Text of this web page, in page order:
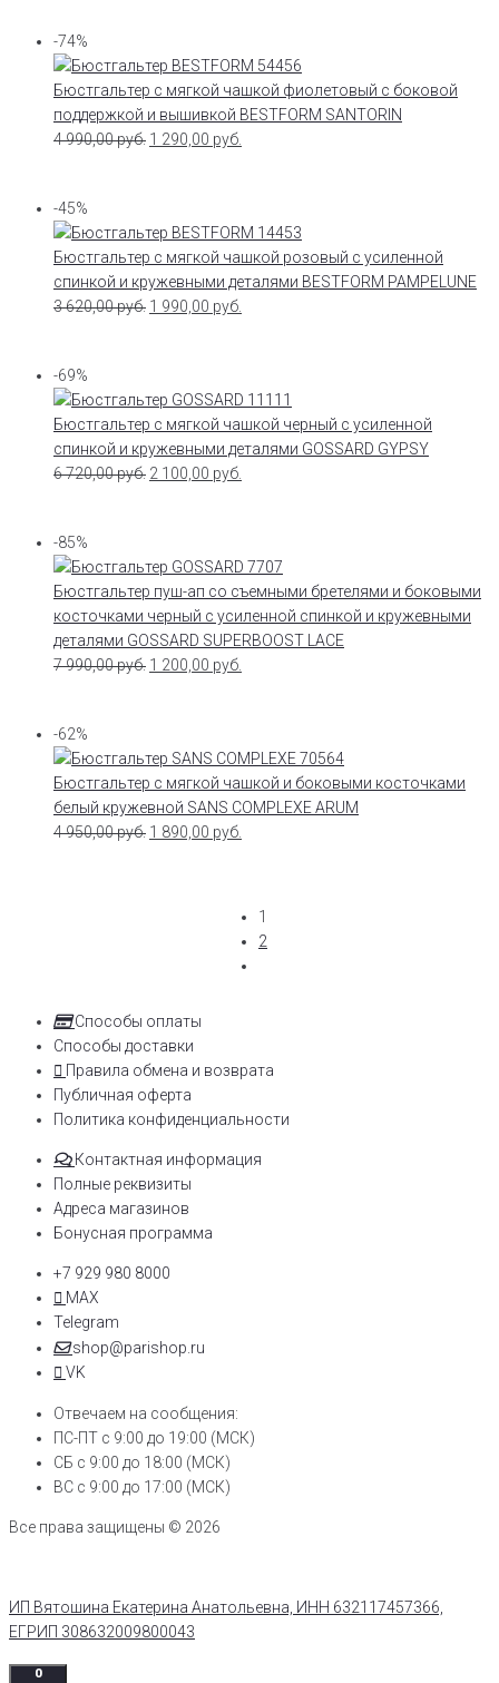
-74%
Бюстгальтер с мягкой чашкой фиолетовый с боковой
поддержкой и вышивкой BESTFORM SANTORIN
4 990,00руб. 1 290,00 руб.
-45%
Бюстгальтер с мягкой чашкой розовый с усиленной
спинкой и кружевными деталями BESTFORM PAMPELUNE
3 620,00руб. 1 990,00 руб.
-69%
Бюстгальтер с мягкой чашкой черный с усиленной
спинкой и кружевными деталями GOSSARD GYPSY
6 720,00руб. 2 100,00 руб.
-85%
Бюстгальтер пуш-ап со съемными бретелями и боковыми
косточками черный с усиленной спинкой и кружевными
деталями GOSSARD SUPERBOOST LACE
7 990,00руб. 1 200,00 руб.
-62%
Бюстгальтер с мягкой чашкой и боковыми косточками
белый кружевной SANS COMPLEXE ARUM
4 950,00руб. 1 890,00 руб.
1
2
Способы оплаты
Способы доставки
Правила обмена и возврата
Публичная оферта
Политика конфиденциальности
Контактная информация
Полные реквизиты
Адреса магазинов
Бонусная программа
+7 929 980 8000
MAX
Telegram
shop@parishop.ru
VK
Отвечаем на сообщения:
ПС-ПТ с 9:00 до 19:00 (МСК)
СБ с 9:00 до 18:00 (МСК)
ВС с 9:00 до 17:00 (МСК)
Все права защищены © 2026
ИП Вятошина Екатерина Анатольевна, ИНН 632117457366,
ЕГРИП 308632009800043
0